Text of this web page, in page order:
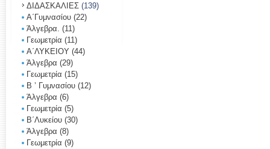
ΔΙΔΑΣΚΑΛΙΕΣ (139)
Α΄Γυμνασίου (22)
Άλγεβρα. (11)
Γεωμετρία (11)
Α΄ΛΥΚΕΙΟΥ (44)
Άλγεβρα (29)
Γεωμετρία (15)
Β ’ Γυμνασίου (12)
Άλγεβρα (6)
Γεωμετρία (5)
Β΄Λυκείου (30)
Άλγεβρα (8)
Γεωμετρία (9)